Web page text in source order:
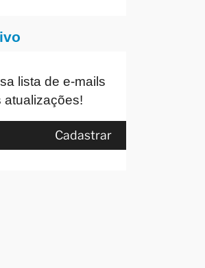
lista de e-mails
atualizações!
Cadastrar